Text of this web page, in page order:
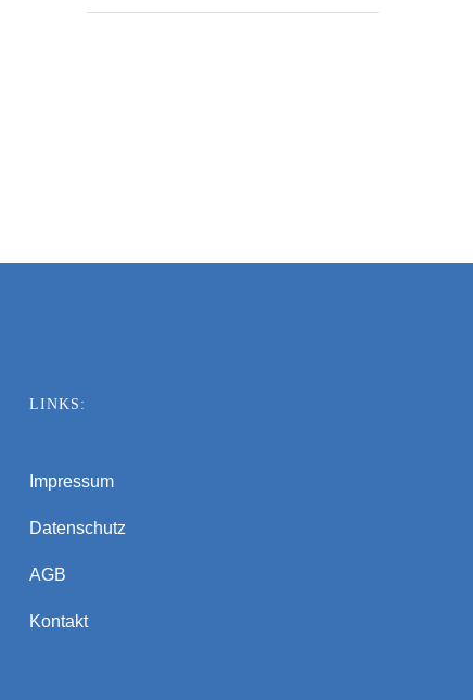
LINKS:
Impressum
Datenschutz
AGB
Kontakt